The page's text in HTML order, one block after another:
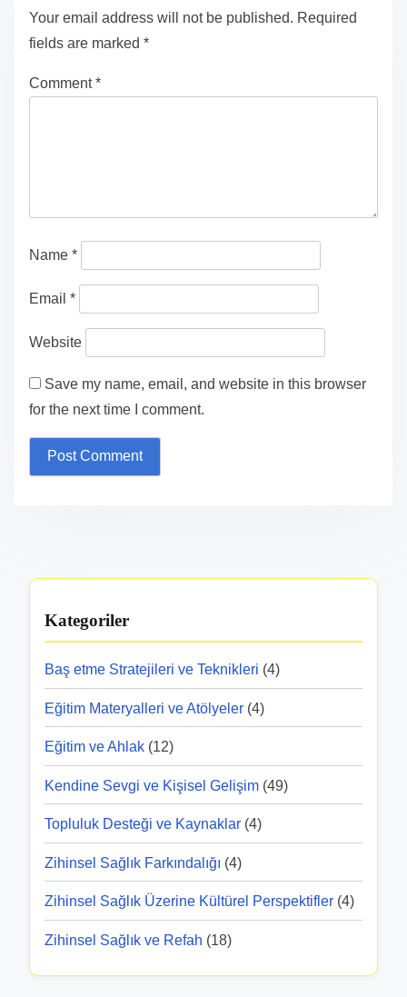
Your email address will not be published. Required
fields are marked *
Comment*
Name *
Email *
Website
Save my name, email, and website in this browser
for the next time I comment.
Kategoriler
Baş etme Stratejileri ve Teknikleri (4)
Eğitim Materyalleri ve Atölyeler (4)
Eğitim ve Ahlak (12)
Kendine Sevgi ve Kişisel Gelişim (49)
Topluluk Desteği ve Kaynaklar (4)
Zihinsel Sağlık Farkındalığı (4)
Zihinsel Sağlık Üzerine Kültürel Perspektifler (4)
Zihinsel Sağlık ve Refah (18)